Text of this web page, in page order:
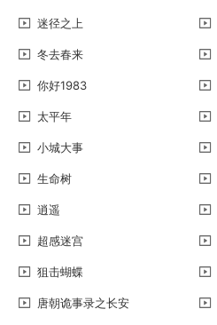
迷径之上
冬去春来
你好1983
太平年
小城大事
生命树
逍遥
超感迷宫
狙击蝴蝶
唐朝诡事录之长安